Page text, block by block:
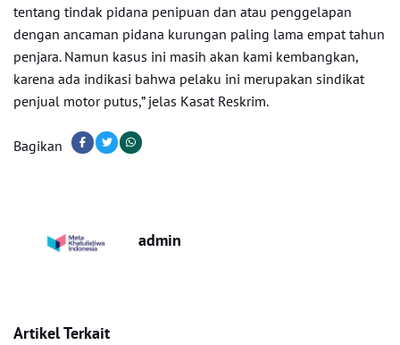
tentang tindak pidana penipuan dan atau penggelapan
dengan ancaman pidana kurungan paling lama empat tahun
penjara. Namun kasus ini masih akan kami kembangkan,
karena ada indikasi bahwa pelaku ini merupakan sindikat
penjual motor putus,” jelas Kasat Reskrim.
Bagikan
admin
Artikel Terkait